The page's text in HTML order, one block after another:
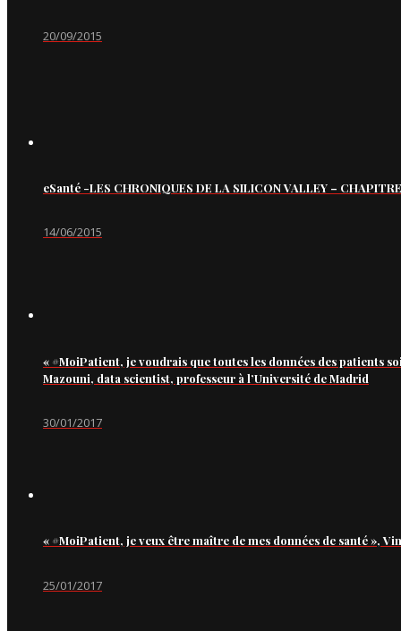
20/09/2015
eSanté -LES CHRONIQUES DE LA SILICON VALLEY –
14/06/2015
« #MoiPatient, je voudrais que toutes les données des patients
Mazouni, data scientist, professeur à l’Université de Madrid
30/01/2017
« #MoiPatient, je veux être maître de mes données de santé »,
25/01/2017